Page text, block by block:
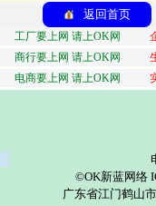
返回首页
工厂要上网 请上OK网
商行要上网 请上OK网
电商要上网 请上OK网
©OK新蓝网络
广东省江门鹤山